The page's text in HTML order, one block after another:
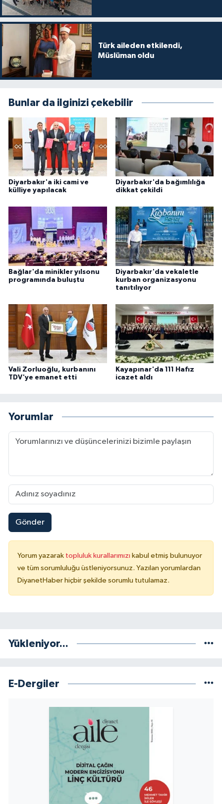
Türk aileden etkilendi,
Müslüman oldu
Bunlar da ilginizi çekebilir
Diyarbakır'a iki cami ve
külliye yapılacak
Diyarbakır'da bağımlılığa
dikkat çekildi
Bağlar'da minikler yılsonu
programında buluştu
Diyarbakır'da vekaletle
kurban organizasyonu
tanıtılıyor
Vali Zorluoğlu, kurbanını
TDV'ye emanet etti
Kayapınar'da 111 Hafız
icazet aldı
Yorumlar
Gönder
Yorum yazarak topluluk kurallarımızı kabul etmiş bulunuyor
ve tüm sorumluluğu üstleniyorsunuz. Yazılan yorumlardan
DiyanetHaber hiçbir şekilde sorumlu tutulamaz.
Yükleniyor...
E-Dergiler
Konya Müftülüğü
Kütahya Müftülüğü
Malatya Müftülüğü
Mardin Müftülüğü
Mersin Müftülüğü
Muğla Müftülüğü
Muş Müftülüğü
Nevşehir Müftülüğü
Niğde Müftülüğü
Ordu Müftülüğü
Rize Müftülüğü
Sakarya Müftülüğü
Samsun Müftülüğü
Şanlıurfa Müftülüğü
Şırnak Müftülüğü
Tekirdağ Müftülüğü
Van Müftülüğü
Zonguldak Müftülüğü